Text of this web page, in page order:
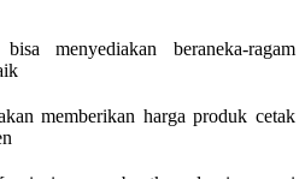
menyediakan beraneka-ragam
memberikan harga produk cetak